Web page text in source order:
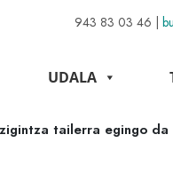
943 83 03 46 |
UDALA
tailerra egingo